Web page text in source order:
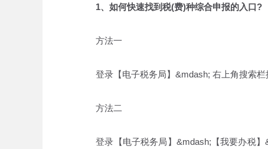
1、如何快速找到税(费)种综合申报的入口?
方法一
登录【电子税务局】&mdash; 右上角搜索栏
方法二
登录【电子税务局】&mdash;【我要办税】